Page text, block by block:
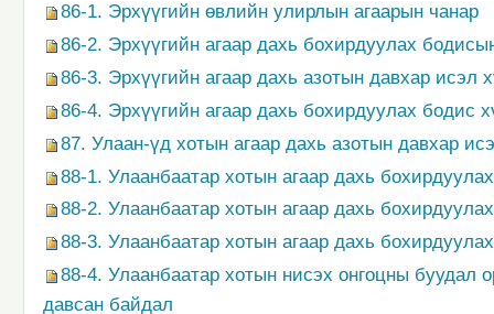
86-1. Эрхүүгийн өвлийн улирлын агаарын чанар
86-2. Эрхүүгийн агаар дахь бохирдуулах
86-3. Эрхүүгийн агаар дахь азотын давхар исэл
86-4. Эрхүүгийн агаар дахь бохирдуулах бодис
87. Улаан-үд хотын агаар дахь азотын давхар
88-1. Улаанбаатар хотын агаар дахь
88-2. Улаанбаатар хотын агаар дахь
88-3. Улаанбаатар хотын агаар дахь
88-4. Улаанбаатар хотын нисэх онгоцны буудал
давсан байдал